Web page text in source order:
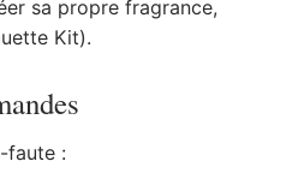
sa propre fragrance,
Kit).
faute :